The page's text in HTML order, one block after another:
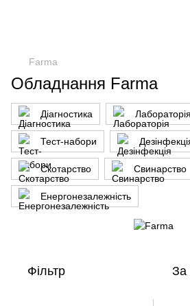
Farma
Обладнання Farma
Діагностика Лабораторія
Тест-набори
Скотарство Свинарство
Енергонезалежність
Фільтр За